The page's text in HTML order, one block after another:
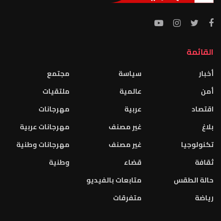
القائمة
أخبار
أمن
اقتصاد
بلاغ
تكنولوجيا
ثقافة
حالة الطقس
رياضة
سياسة
عالمية
عربية
غير مصنف
غير مصنف
قضاء
متابعات بالفيديو
متفرقات
مجتمع
ملتقيات
مهرجانات
مهرجانات عربية
مهرجانات وطنية
وطنية